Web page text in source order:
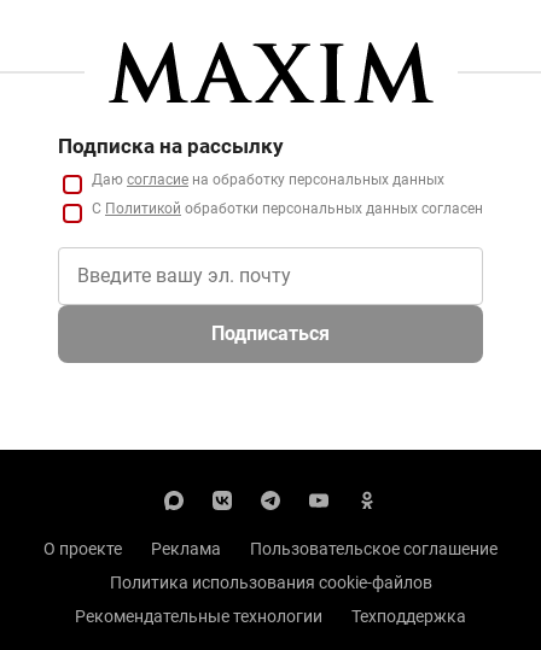
Подписка на рассылку
Даю согласие на обработку персональных данных
С Политикой обработки персональных данных согласен
Подписаться
О проекте Реклама
Пользовательское соглашение
Политика использования cookie-файлов
Рекомендательные технологии
Техподдержка